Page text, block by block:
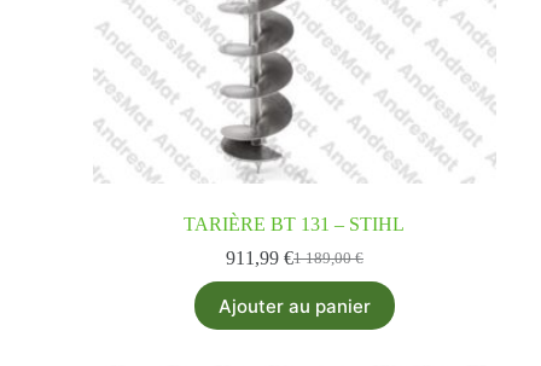
TARIÈRE BT 131 – STIHL
1 189,00€
911,99 €
Ajouter au panier